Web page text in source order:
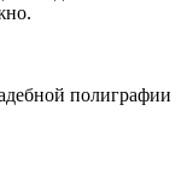
полиграфии